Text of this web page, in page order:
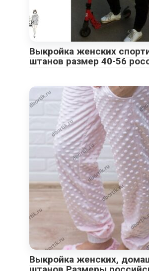
Выкройка женских
штанов размер 40-56
Выкройка женских,